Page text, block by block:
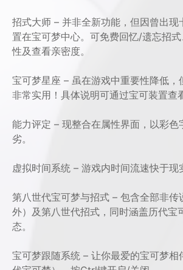
招式大师 – 并非全新功能，但因曾出现
置在宝可梦中心。可免费回忆/遗忘招
性及查看亲密度。
宝可梦星座 – 虽在游戏中重要性降低，
非常实用！具体说明可通过宝可装置查
能力评定 – 现整合在属性界面，以彩色
劣。
虚拟时间系统 – 游戏内时间流速快于现
第八世代宝可梦与招式 – 包含全部非传
外）及第八世代招式，同时涵盖历代宝
态。
宝可梦跟随系统 – 让你最爱的宝可梦相